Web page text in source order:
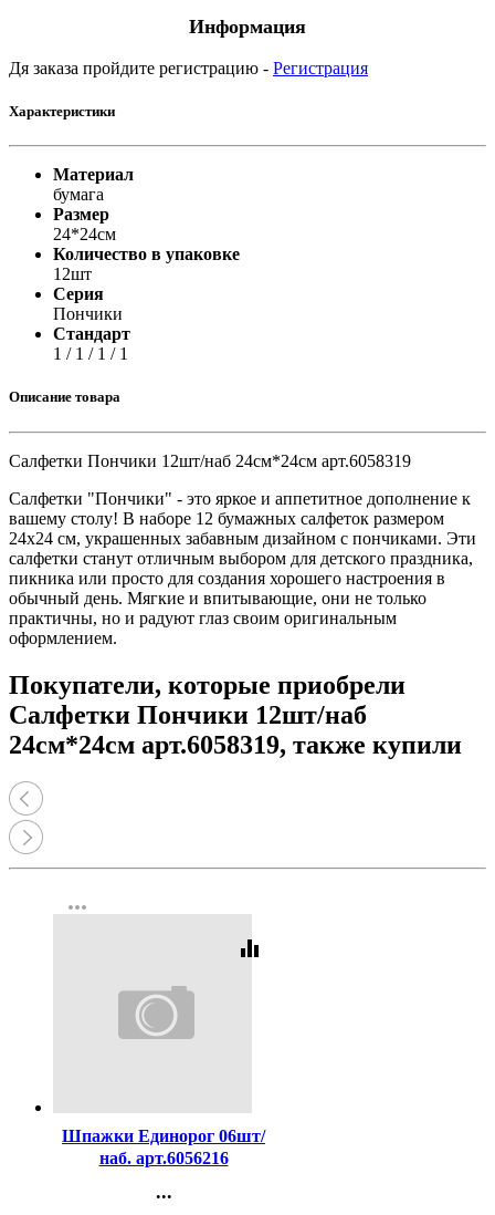
Информация
Дя заказа пройдите регистрацию - Регистрация
Характеристики
Материал
бумага
Размер
24*24см
Количество в упаковке
12шт
Серия
Пончики
Стандарт
1 / 1 / 1 / 1
Описание товара
Салфетки Пончики 12шт/наб 24см*24см арт.6058319
Салфетки "Пончики" - это яркое и аппетитное дополнение к
вашему столу! В наборе 12 бумажных салфеток размером
24х24 см, украшенных забавным дизайном с пончиками. Эти
салфетки станут отличным выбором для детского праздника,
пикника или просто для создания хорошего настроения в
обычный день. Мягкие и впитывающие, они не только
практичны, но и радуют глаз своим оригинальным
оформлением.
Покупатели, которые приобрели
Салфетки Пончики 12шт/наб
24см*24см арт.6058319, также купили
more_horiz
equalizer
Шпажки Единорог 06шт/
наб. арт.6056216
...